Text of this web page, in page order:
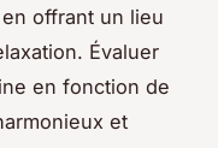
offrant un lieu
Évaluer
en fonction de
et